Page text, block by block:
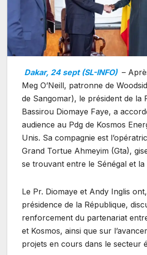
Dakar, 24 sept (SL-INFO) –
Meg O’Neill, patronne de
de Sangomar), le président de la
Bassirou Diomaye Faye, a
audience au Pdg de Kosmos
Unis. Sa compagnie est
Grand Tortue Ahmeyim (Gta),
se trouvant entre le Sénégal et la
Le Pr. Diomaye et Andy Inglis
présidence de la République,
renforcement du partenariat
et Kosmos, ainsi que sur
projets en cours dans le secteur